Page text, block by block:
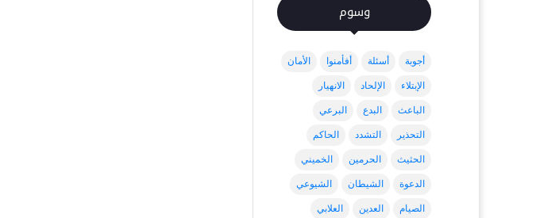
وسوم
أجوبة أسئلة أفأمنوا الأمان
الإبتلاء الإلحاد الانهيار
الباعث البدع البرعي
التحذير التشدد الحاكم
الحثيث الحرمين الخميني
الدعوة الشيطان الشيوعي
الصيام العدين العلابي